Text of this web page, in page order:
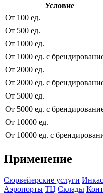
Условие
От 100 ед.
От 500 ед.
От 1000 ед.
От 1000 ед. с
От 2000 ед.
От 2000 ед. с
От 5000 ед.
От 5000 ед. с
От 10000 ед.
От 10000 ед. с
Применение
Сюрвейерские услуги
Аэропорты ТЦ Склады